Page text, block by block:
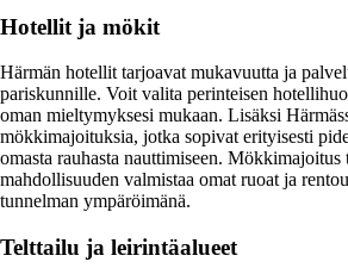
Hotellit ja mökit
Härmän hotellit tarjoavat mukavuutta ja
pariskunnille. Voit valita perinteisen
oman mieltymyksesi mukaan. Lisäksi
mökkimajoituksia, jotka sopivat erityisesti
omasta rauhasta nauttimiseen. Mökkimajoitus
mahdollisuuden valmistaa omat ruoat ja
tunnelman ympäröimänä.
Telttailu ja leirintäalueet